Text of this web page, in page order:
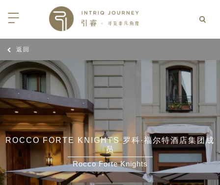
陆
加索
蒙
亚
亚
坦
亚
加
亚
和黑塞哥维那
同行
三重奏: 野性、山海与醇香（2026
日-9月25日）
大丘吉尔北极熊、白鲸与飞鸟
7月14日 – 7月21日）
其东部之旅：穿越古老的景观
5月5日 – 15日）
索拼图: 阿塞拜疆, 格鲁吉亚 & 亚
｜大溪地白兰度度假村尽享极致体
| AMANWELLA印度洋锡兰时光
｜文华东方迪沙鲁海岸THE
酒店
｜阿玛哈豪华精选沙漠度假村及水
｜ 不丹COMO UMA 喜马拉雅深处
伙伴
返回
ROCCO FORTE KNIGHTS 罗科·福尔特酒店集团成
员
Rocco Forte Knights